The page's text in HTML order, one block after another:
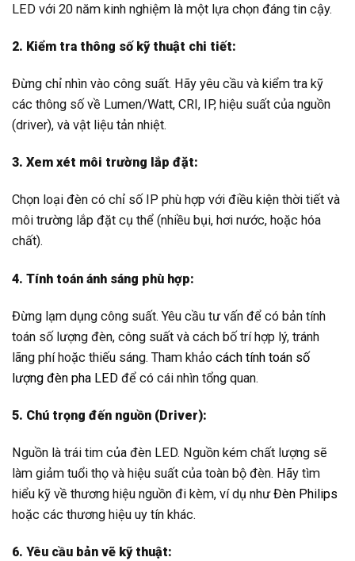
LED với 20 năm kinh nghiệm là một lựa chọn đáng tin cậy.
2. Kiểm tra thông số kỹ thuật chi tiết:
Đừng chỉ nhìn vào công suất. Hãy yêu cầu và kiểm tra kỹ
các thông số về Lumen/Watt, CRI, IP, hiệu suất của nguồn
(driver), và vật liệu tản nhiệt.
3. Xem xét môi trường lắp đặt:
Chọn loại đèn có chỉ số IP phù hợp với điều kiện thời tiết và
môi trường lắp đặt cụ thể (nhiều bụi, hơi nước, hoặc hóa
chất).
4. Tính toán ánh sáng phù hợp:
Đừng lạm dụng công suất. Yêu cầu tư vấn để có bản tính
toán số lượng đèn, công suất và cách bố trí hợp lý, tránh
lãng phí hoặc thiếu sáng. Tham khảo cách tính toán số
lượng đèn pha LED để có cái nhìn tổng quan.
5. Chú trọng đến nguồn (Driver):
Nguồn là trái tim của đèn LED. Nguồn kém chất lượng sẽ
làm giảm tuổi thọ và hiệu suất của toàn bộ đèn. Hãy tìm
hiểu kỹ về thương hiệu nguồn đi kèm, ví dụ nhưĐèn Philips
hoặc các thương hiệu uy tín khác.
6. Yêu cầu bản vẽ kỹ thuật: